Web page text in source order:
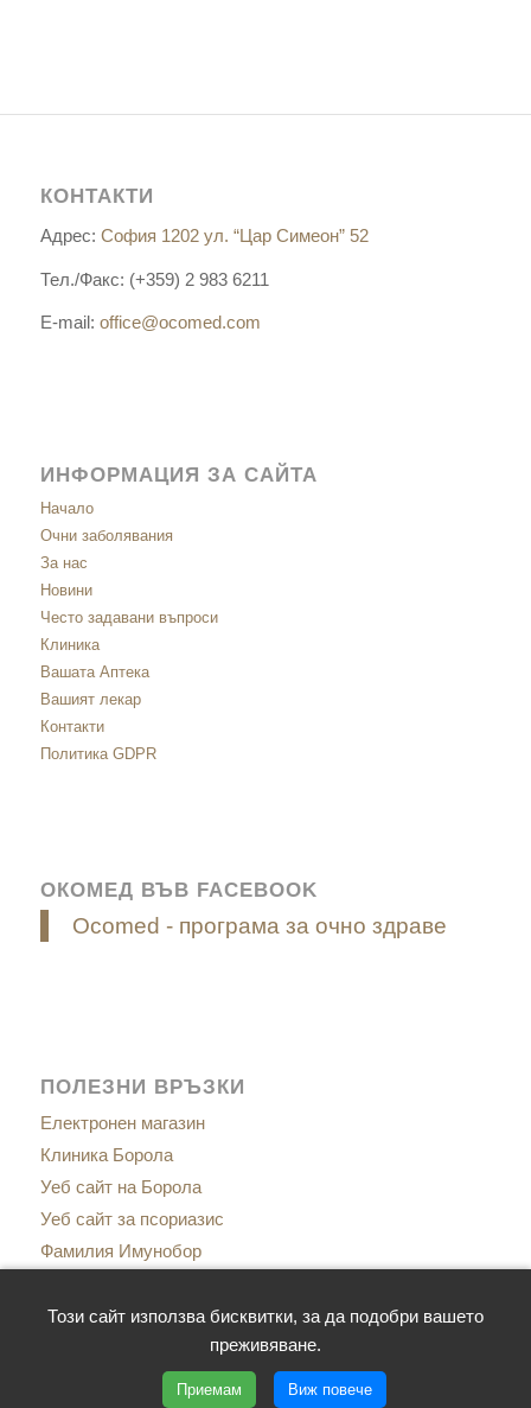
КОНТАКТИ
Адрес: София 1202 ул. “Цар Симеон” 52
Тел./Факс: (+359) 2 983 6211
E-mail: office@ocomed.com
ИНФОРМАЦИЯ ЗА САЙТА
Начало
Очни заболявания
За нас
Новини
Често задавани въпроси
Клиника
Вашата Аптека
Вашият лекар
Контакти
Политика GDPR
ОКОМЕД ВЪВ FACEBOOK
Ocomed - програма за очно здраве
ПОЛЕЗНИ ВРЪЗКИ
Електронен магазин
Клиника Борола
Уеб сайт на Борола
Уеб сайт за псориазис
Фамилия Имунобор
Сайт за имунитет
Този сайт използва бисквитки, за да подобри вашето
преживяване.
Приемам Виж повече